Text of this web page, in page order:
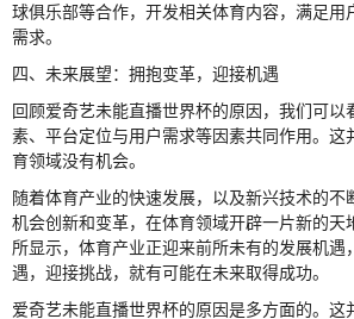
球俱乐部等合作，开发相关体育内容，满足用
需求。
四、未来展望：拥抱变革，迎接机遇
回顾爱奇艺未能直播世界杯的原因，我们可以
素、平台定位与用户需求等因素共同作用。这
育领域没有机会。
随着体育产业的快速发展，以及新兴技术的不
机会创新和变革，在体育领域开辟一片新的天
所显示，体育产业正迎来前所未有的发展机遇
遇，迎接挑战，就有可能在未来取得成功。
爱奇艺未能直播世界杯的原因是多方面的。这